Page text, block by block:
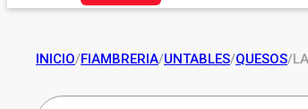
INICIO/FIAMBRERIA/UNTABLES/QUESOS/